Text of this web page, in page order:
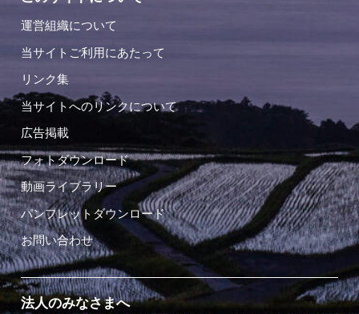
運営組織について
当サイトご利用にあたって
リンク集
当サイトへのリンクについて
広告掲載
フォトダウンロード
動画ライブラリー
パンフレットダウンロード
お問い合わせ
法人のみなさまへ